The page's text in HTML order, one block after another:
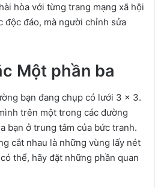
hòa với từng trang mạng xã hội
độc đáo, mà người chỉnh sửa
Một phần ba
bạn đang chụp có lưới 3 x 3.
trên một trong các đường
bạn ở trung tâm của bức tranh.
cắt nhau là những vùng lấy nét
thể, hãy đặt những phần quan